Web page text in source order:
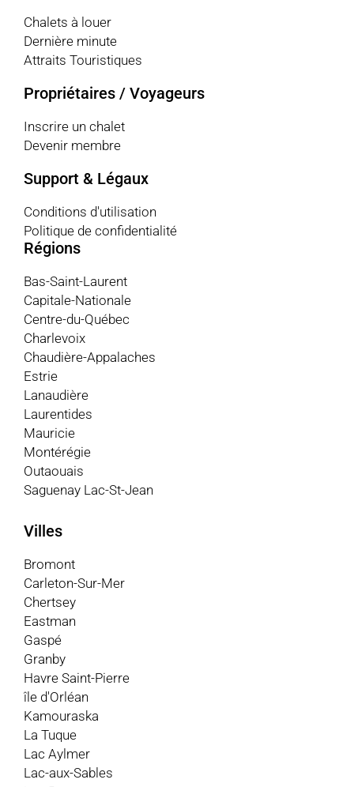
Chalets à louer
Dernière minute
Attraits Touristiques
Propriétaires / Voyageurs
Inscrire un chalet
Devenir membre
Support & Légaux
Conditions d'utilisation
Politique de confidentialité
Régions
Bas-Saint-Laurent
Capitale-Nationale
Centre-du-Québec
Charlevoix
Chaudière-Appalaches
Estrie
Lanaudière
Laurentides
Mauricie
Montérégie
Outaouais
Saguenay Lac-St-Jean
Villes
Bromont
Carleton-Sur-Mer
Chertsey
Eastman
Gaspé
Granby
Havre Saint-Pierre
île d'Orléan
Kamouraska
La Tuque
Lac Aylmer
Lac-aux-Sables